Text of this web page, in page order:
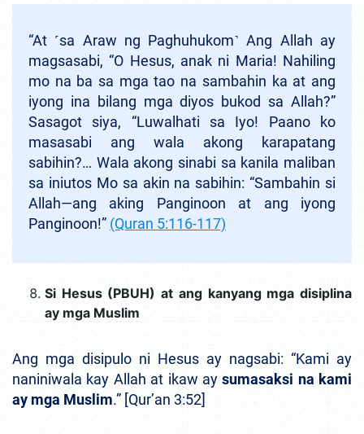
“At ˹sa Araw ng Paghuhukom˺ Ang Allah ay
magsasabi, “O Hesus, anak ni Maria! Nahiling
mo na ba sa mga tao na sambahin ka at ang
iyong ina bilang mga diyos bukod sa Allah?”
Sasagot siya, “Luwalhati sa Iyo! Paano ko
masasabi ang wala akong karapatang
sabihin?… Wala akong sinabi sa kanila maliban
sa iniutos Mo sa akin na sabihin: “Sambahin si
Allah—ang aking Panginoon at ang iyong
Panginoon!” (Quran 5:116-117)
Si Hesus (PBUH) at ang kanyang mga disiplina
ay mga Muslim
Ang mga disipulo ni Hesus ay nagsabi: “Kami ay
naniniwala kay Allah at ikaw aysumasaksi na kami
ay mga Muslim.” [Qur’an 3:52]